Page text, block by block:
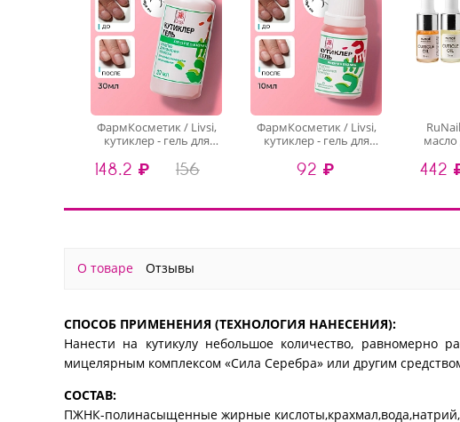
ФармКосметик / Livsi,
кутиклер - гель для
148.2 ₽ 156
ФармКосметик / Livsi,
кутиклер - гель для
92 ₽
масло
442
О товаре Отзывы
СПОСОБ ПРИМЕНЕНИЯ (ТЕХНОЛОГИЯ НАНЕСЕНИЯ):
Нанести на кутикулу небольшое количество, равномерно
мицелярным комплексом «Сила Серебра» или другим
СОСТАВ:
ПЖНК-полинасыщенные жирные